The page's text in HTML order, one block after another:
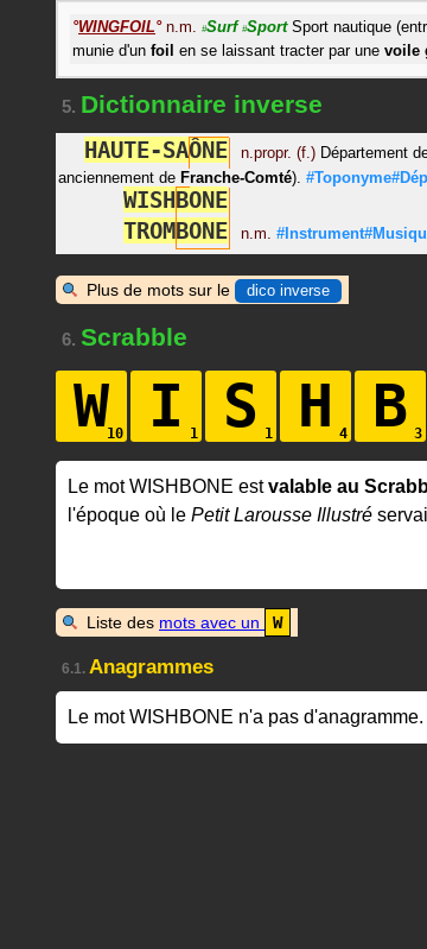
°WINGFOIL° n.m. #Surf #Sport Sport nautique
munie d'un foil en se laissant tracter par une voile
5. Dictionnaire inverse
HAUTE-SAÔNE n.propr. (f.) Département
anciennement de Franche-Comté).
WISHBONE
TROMBONE n.m.
Plus de mots sur le dico inverse
6. Scrabble
W I S H B
Le mot WISHBONE estvalable au
l'époque où le Petit Larousse Illustré
Liste des mots avec un W
6.1. Anagrammes
Le mot WISHBONE n'a pas d'anagramme.